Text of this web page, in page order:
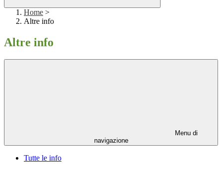
Home >
Altre info
Altre info
Menu di
navigazione
Tutte le info